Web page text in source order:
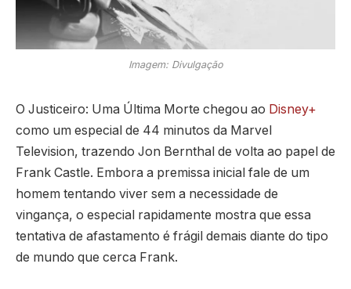
Imagem: Divulgação
O Justiceiro: Uma Última Morte chegou ao Disney+
como um especial de 44 minutos da Marvel
Television, trazendo Jon Bernthal de volta ao papel de
Frank Castle. Embora a premissa inicial fale de um
homem tentando viver sem a necessidade de
vingança, o especial rapidamente mostra que essa
tentativa de afastamento é frágil demais diante do tipo
de mundo que cerca Frank.